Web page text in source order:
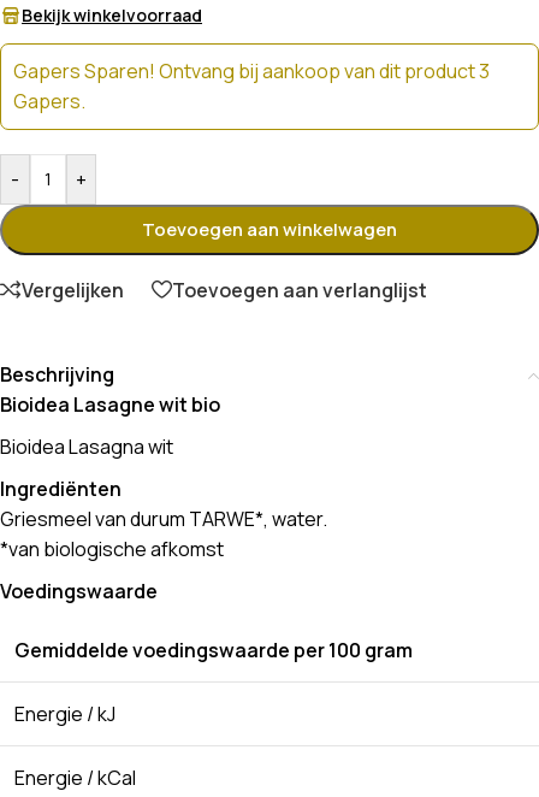
Bekijk winkelvoorraad
Gapers Sparen! Ontvang bij aankoop van dit product 3
Gapers.
- +
Toevoegen aan winkelwagen
Vergelijken Toevoegen aan verlanglijst
Beschrijving
Bioidea Lasagne wit bio
Bioidea Lasagna wit
Ingrediënten
Griesmeel van durum TARWE*, water.
*van biologische afkomst
Voedingswaarde
Gemiddelde voedingswaarde per 100 gram
Energie / kJ
Energie / kCal